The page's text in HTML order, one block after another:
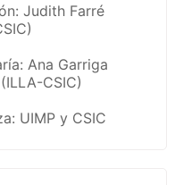
Judith Farré
Ana Garriga
CSIC)
UIMP y CSIC